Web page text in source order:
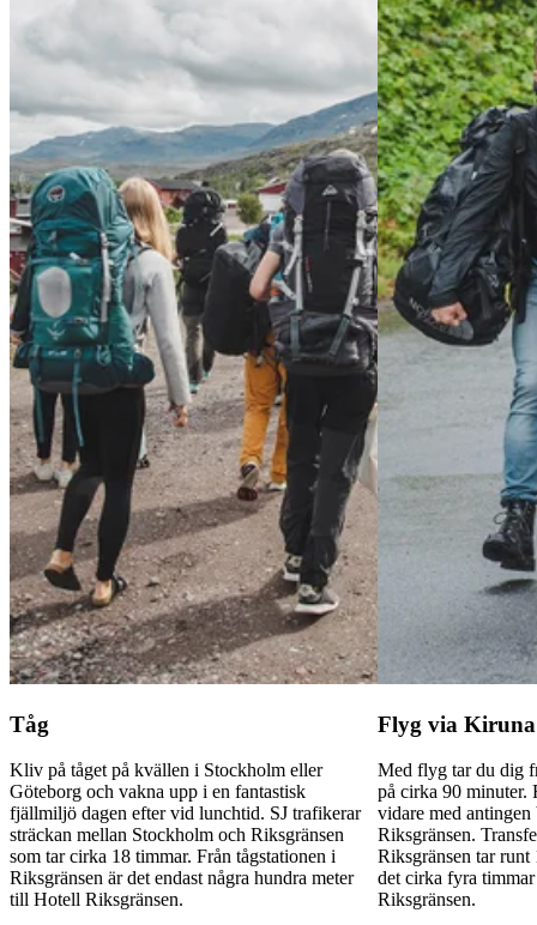
Tåg
Kliv på tåget på kvällen i Stockholm eller
Göteborg och vakna upp i en fantastisk
fjällmiljö dagen efter vid lunchtid. SJ trafikerar
sträckan mellan Stockholm och Riksgränsen
som tar cirka 18 timmar. Från tågstationen i
Riksgränsen är det endast några hundra meter
till Hotell Riksgränsen.
Flyg via Kiruna
Med flyg tar du dig
på cirka 90 minuter.
vidare med
Riksgränsen.
Riksgränsen tar runt
det cirka fyra
Riksgränsen.